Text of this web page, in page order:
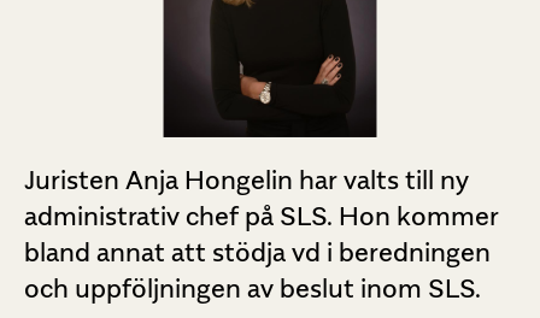
Juristen Anja Hongelin har valts till ny
administrativ chef på SLS. Hon kommer
bland annat att stödja vd i beredningen
och uppföljningen av beslut inom SLS.